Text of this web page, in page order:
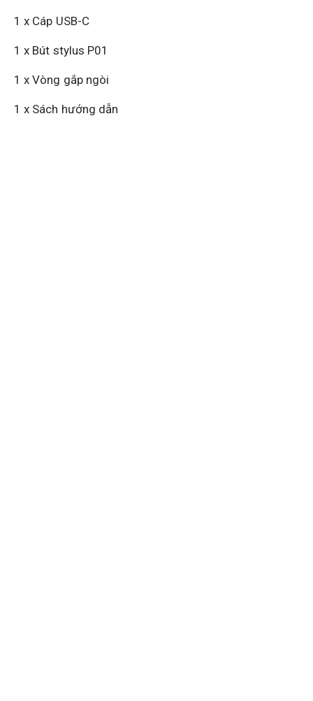
1 x Cáp USB-C
1 x Bút stylus P01
1 x Vòng gắp ngòi
1 x Sách hướng dẫn